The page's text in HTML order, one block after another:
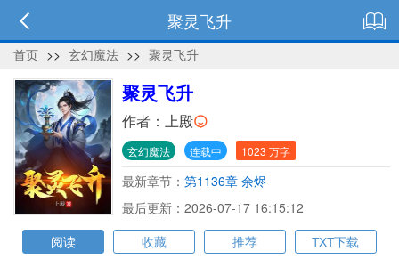
聚灵飞升
首页 >> 玄幻魔法 >> 聚灵飞升
聚灵飞升
作者： 上殿
玄幻魔法 连载中 1023 万字
最新章节： 第1136章 余烬
最后更新：2026-07-17 16:15:12
阅读
收藏 推荐 TXT下载